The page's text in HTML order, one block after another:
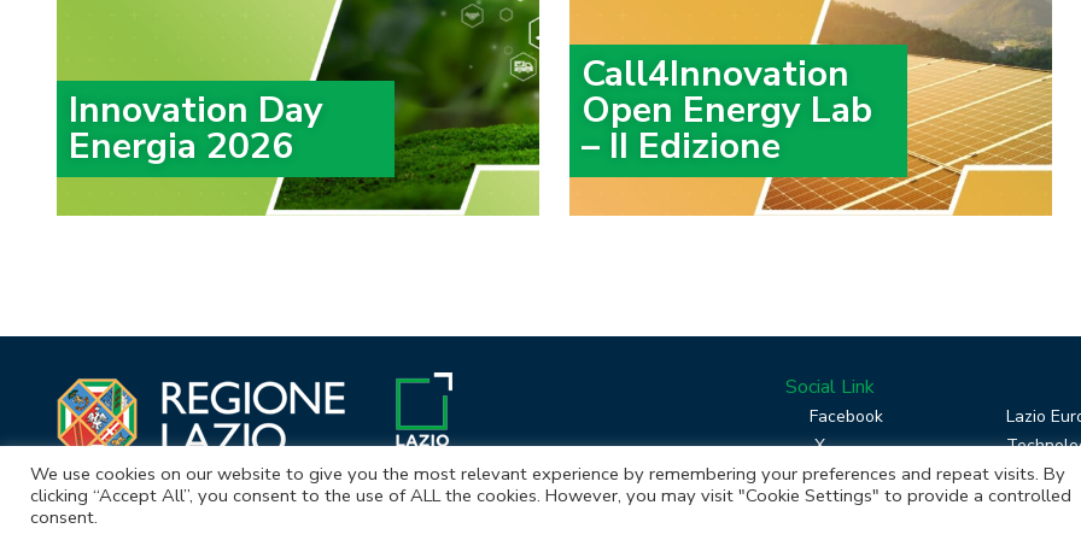
Innovation Day
Energia 2026
Call4Innovation
Open Energy Lab
– II Edizione
Social Link
Facebook
X
Linkedin
RSS
Lazio
Boost
We use cookies on our website to give you the most relevant experience by remembering your preferences and repeat visits. By
clicking “Accept All”, you consent to the use of ALL the cookies. However, you may visit "Cookie Settings" to provide a controlled
consent.